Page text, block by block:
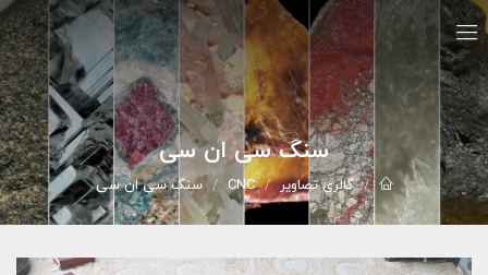
سنگ سی ان سی
گالري تصاوير CNC سنگ سی ان سی